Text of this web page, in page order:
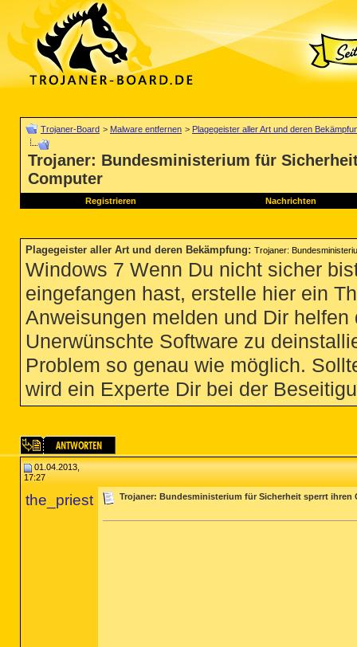
Trojaner-Board > Malware entfernen > Plagegeister aller Art und deren
Trojaner: Bundesministerium für
Computer
Registrieren Nachrichten
Plagegeister aller Art und deren Bekämpfung: Trojaner:
Windows 7 Wenn Du nicht sicher
eingefangen hast, erstelle hier ein
Anweisungen melden und Dir
Unerwünschte Software zu
Problem so genau wie möglich.
wird ein Experte Dir bei der
01.04.2013,
17:27
the_priest Trojaner: Bundesministerium für Sicherheit sperrt ihren